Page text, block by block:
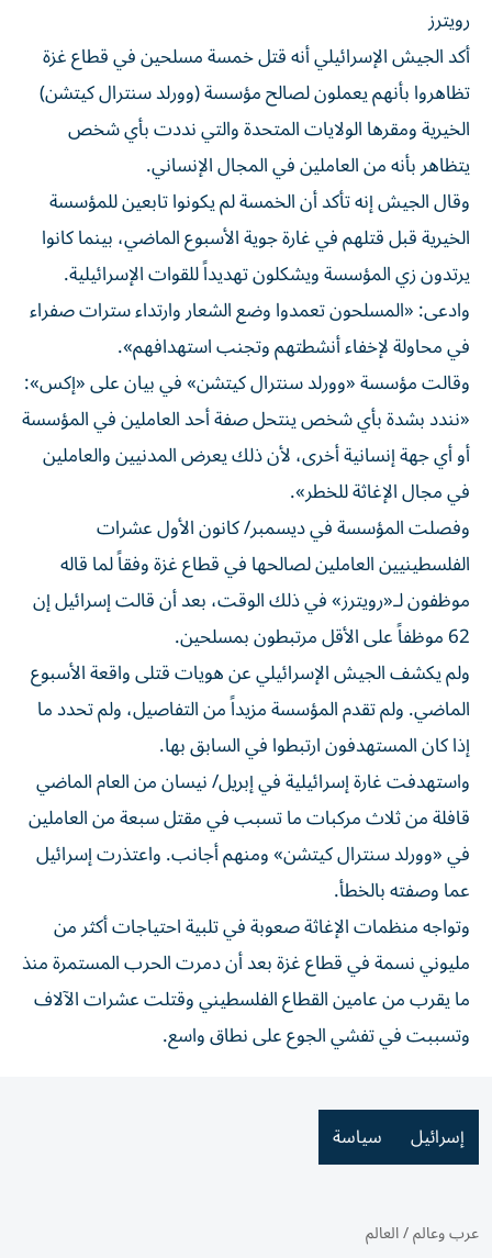
رويترز
أكد الجيش الإسرائيلي أنه قتل خمسة مسلحين في قطاع غزة
تظاهروا بأنهم يعملون لصالح مؤسسة (وورلد سنترال كيتشن)
الخيرية ومقرها الولايات المتحدة والتي نددت بأي شخص
يتظاهر بأنه من العاملين في المجال الإنساني.
وقال الجيش إنه تأكد أن الخمسة لم يكونوا تابعين للمؤسسة
الخيرية قبل قتلهم في غارة جوية الأسبوع الماضي، بينما كانوا
يرتدون زي المؤسسة ويشكلون تهديداً للقوات الإسرائيلية.
وادعى: «المسلحون تعمدوا وضع الشعار وارتداء سترات صفراء
في محاولة لإخفاء أنشطتهم وتجنب استهدافهم».
وقالت مؤسسة «وورلد سنترال كيتشن» في بيان على «إكس»:
«نندد بشدة بأي شخص ينتحل صفة أحد العاملين في المؤسسة
أو أي جهة إنسانية أخرى، لأن ذلك يعرض المدنيين والعاملين
في مجال الإغاثة للخطر».
وفصلت المؤسسة في ديسمبر/ كانون الأول عشرات
الفلسطينيين العاملين لصالحها في قطاع غزة وفقاً لما قاله
موظفون لـ«رويترز» في ذلك الوقت، بعد أن قالت إسرائيل إن
62 موظفاً على الأقل مرتبطون بمسلحين.
ولم يكشف الجيش الإسرائيلي عن هويات قتلى واقعة الأسبوع
الماضي. ولم تقدم المؤسسة مزيداً من التفاصيل، ولم تحدد ما
إذا كان المستهدفون ارتبطوا في السابق بها.
واستهدفت غارة إسرائيلية في إبريل/ نيسان من العام الماضي
قافلة من ثلاث مركبات ما تسبب في مقتل سبعة من العاملين
في «وورلد سنترال كيتشن» ومنهم أجانب. واعتذرت إسرائيل
عما وصفته بالخطأ.
وتواجه منظمات الإغاثة صعوبة في تلبية احتياجات أكثر من
مليوني نسمة في قطاع غزة بعد أن دمرت الحرب المستمرة منذ
ما يقرب من عامين القطاع الفلسطيني وقتلت عشرات الآلاف
وتسببت في تفشي الجوع على نطاق واسع.
إسرائيل سياسة
عرب وعالم/العالم